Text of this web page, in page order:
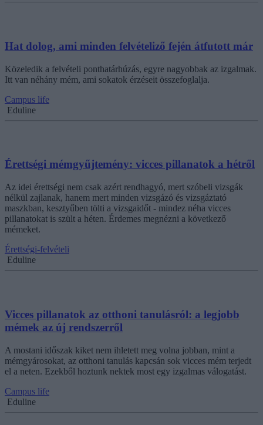
Hat dolog, ami minden felvételiző fején átfutott már
Közeledik a felvételi ponthatárhúzás, egyre nagyobbak az izgalmak.
Itt van néhány mém, ami sokatok érzéseit összefoglalja.
Campus life
Eduline
Érettségi mémgyűjtemény: vicces pillanatok a hétről
Az idei érettségi nem csak azért rendhagyó, mert szóbeli vizsgák
nélkül zajlanak, hanem mert minden vizsgázó és vizsgáztató
maszkban, kesztyűben tölti a vizsgaidőt - mindez néha vicces
pillanatokat is szült a héten. Érdemes megnézni a következő
mémeket.
Érettségi-felvételi
Eduline
Vicces pillanatok az otthoni tanulásról: a legjobb
mémek az új rendszerről
A mostani időszak kiket nem ihletett meg volna jobban, mint a
mémgyárosokat, az otthoni tanulás kapcsán sok vicces mém terjedt
el a neten. Ezekből hoztunk nektek most egy izgalmas válogatást.
Campus life
Eduline